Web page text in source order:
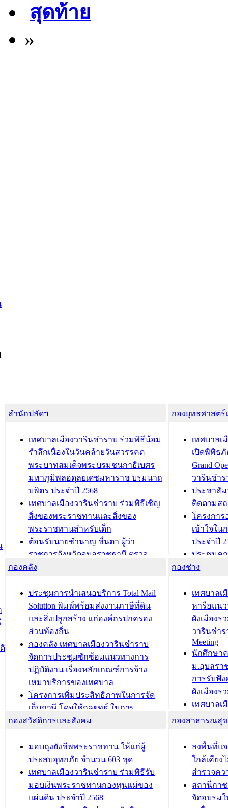
สุดท้าย
»
สำนักปลัดฯ
เทศบาลเมืองวารินชำราบ ร่วมพิธีน้อม
รำลึกเนื่องในวันคล้ายวันสวรรคต
พระบาทสมเด็จพระบรมชนกาธิเบศร
มหาภูมิพลอดุลยเดชมหาราช บรมนาถ
บพิตร ประจำปี 2568
เทศบาลเมืองวารินชำราบ ร่วมพิธีเชิญ
สิ่งของพระราชทานและสิ่งของ
พระราชทานสำหรับเด็ก
ต้อนรับนายชำนาญ ชื่นตา ผู้ว่า
ราชการจังหวัดอุบลราชธานี ตรวจ
ความเรียบร้อยของสถานที่ในการเตรี
องคมนตรี
สำนักทะเบียนท้องถิ่นเทศบาลเมือง
วารินชำราบ ดำเนินการมอบทะเบียน
บ้าน ทร.14 และบัตรประจำตัว
ประชาชนบุคคลประเภท 8 แก่บุคคลที่
ได้รับการเพิ่มชื่อในทะเบียนบ้าน
(ท.ร.14) กรณีคนไม่มีสัญชาติไทยได้รับ
อนุญาตให้มีถิ่นที่อยู่
ประชุมคณะกรรมการประเมินผลการ
ควบคุมภายในของ สำนัก/กอง/
โรงเรียน/ศูนย์พัฒนาเด็กเล็ก/สถานธนา
บทความ อื่นๆ ...
กองยุทธศาสต
เทศบาลเ
เปิดพิพิธภั
Grand
วารินชำร
ประชาสัม
ติดตามส
โครงกา
เข้าใจใน
ประจำปี
ประชุมค
ความเสี่ย
ประชุมที
ชีวา สร้า
ขับเคลื่อน
“เมืองแห่
บทความ อื่นๆ ...
กองคลัง
ประชุมการนำเสนอบริการ Total Mail
Solution พิมพ์พร้อมส่งงานภาษีที่ดิน
และสิ่งปลูกสร้าง แก่องค์กรปกครอง
ส่วนท้องถิ่น
กองคลัง เทศบาลเมืองวารินชำราบ
จัดการประชุมซักซ้อมแนวทางการ
ปฏิบัติงาน เรื่องหลักเกณฑ์การจ้าง
เหมาบริการของเทศบาล
โครงการเพิ่มประสิทธิภาพในการจัด
เก็บภาษี โดยใช้กลยุทธ์ ในการ
พัฒนาการจัดเก็บรายได้ ประจำปี พ.ศ.
เทศบาลเมืองวารินชำราบ ร่วมการ
ประชุมวิชาการระดับนานาชาติและ
นิทรรศการด้านนวัตกรรมท้องถิ่น 2568
และรับรางวัลทีมนักวิจัยดีเด่นจาก
นวัตกรรมโครงการทะเบียนภาษีป้าย
ประชุมผู้เช่าอาคารพาณิชย์ บริเวณ
กองช่าง
เทศบาลเ
หารือแน
ผังเมืองร
วารินชำร
Meeting
นักศึกษา
ม.อุบลรา
การรับฟั
ผังเมืองร
เทศบาลเ
โครงการ
เทศบาล
รับฟังคว
ผังเมือง
วารินชำ
เทศบาล
ซักซ้อมแ
กองสวัสดิการและสังคม
มอบถุงยังชีพพระราชทาน ให้แก่ผู้
ประสบอุทกภัย จำนวน 603 ชุด
เทศบาลเมืองวารินชำราบ ร่วมพิธีรับ
มอบเงินพระราชทานกองทุนแม่ของ
แผ่นดิน ประจำปี 2568
กองสาธารณสุ
ลงพื้นที่แ
ใกล้เคียง
สำรวจค
สถานีกา
จัดอบรม